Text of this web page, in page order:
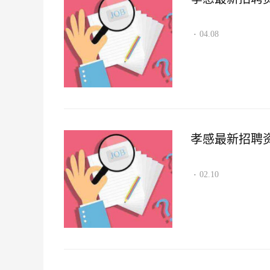
· 04.08
孝感最新招聘
· 02.10